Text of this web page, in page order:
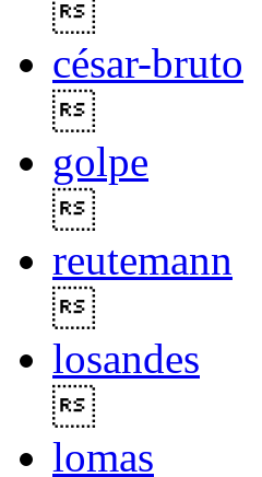
césar-bruto
golpe
reutemann
losandes
lomas